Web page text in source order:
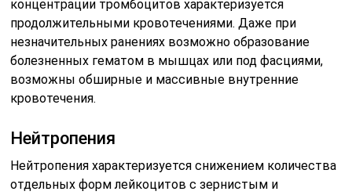
концентрации тромбоцитов характеризуется
продолжительными кровотечениями. Даже при
незначительных ранениях возможно образование
болезненных гематом в мышцах или под фасциями,
возможны обширные и массивные внутренние
кровотечения.
Нейтропения
Нейтропения характеризуется снижением количества
отдельных форм лейкоцитов с зернистым и